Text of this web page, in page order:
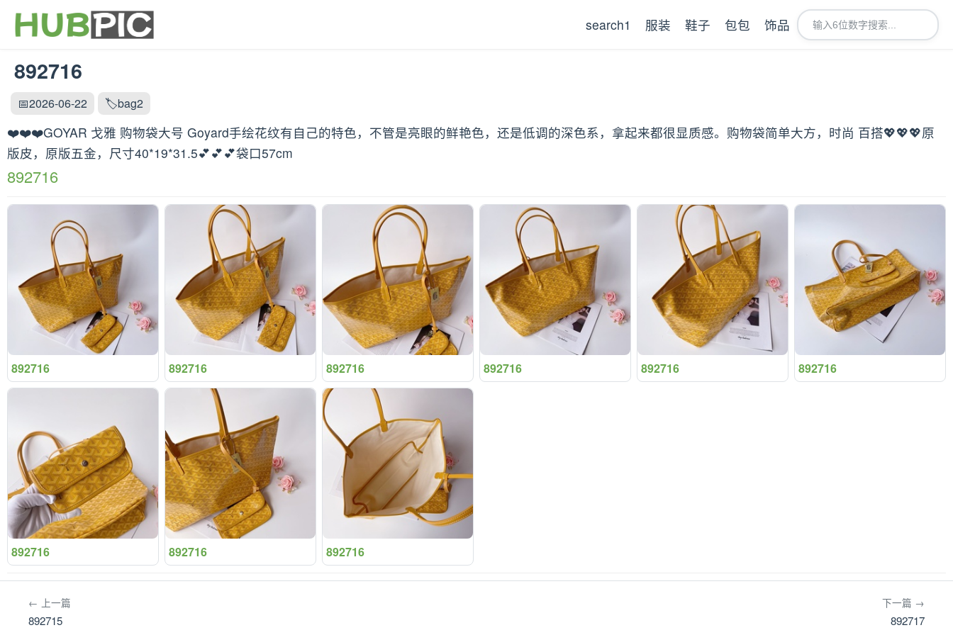
search1 服装 鞋子 包包 饰品
892716
📅2026-06-22 🏷️bag2
❤️❤️❤️GOYAR 戈雅 购物袋大号 Goyard手绘花纹有自己的特色，不管是亮眼的鲜艳色，还是低调的深色系，拿起来都很显质感。购物袋简单大方，时尚 百搭💖💖💖原
版皮，原版五金，尺寸40*19*31.5💕💕💕袋口57cm
892716
892716 892716 892716 892716 892716 892716
892716 892716 892716
← 上一篇
892715
下一篇 →
892717